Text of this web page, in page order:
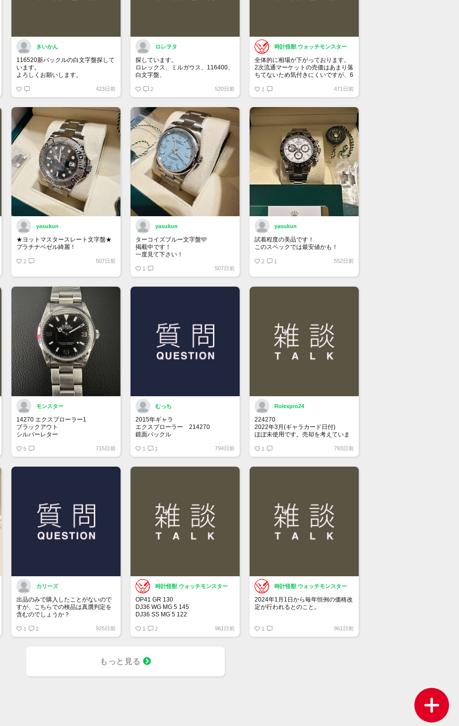
きいかん
116520新バックルの白文字盤探して
います。
よろしくお願いします。
423日前
ロレヲタ
探しています。
ロレックス、ミルガウス、116400、
白文字盤、
属品は完備の状態を希望します。
お値段140万～170万位でよろしくお
2 520日前
時計怪獣 ウォッチモンスター
全体的に相場が下がっております。
2次流通マーケットの売価はあまり落
ちてないため気付きにくいですが、6
ている10％は下になっていると思い
ます。
1 471日前
yasukun
★ヨットマスタースレート文字盤★
プラチナベゼル綺麗！
2 507日前
yasukun
ターコイズブルー文字盤🩵
掲載中です！
一度見て下さい！
1 507日前
yasukun
試着程度の美品です！
このスペックでは最安値かも！
2 1 552日前
モンスター
14270 エクスプローラー1
ブラックアウト
シルバーレター
オールトリチウム
5 715日前
むっち
2015年ギャラ
エクスプローラー 214270
鏡面バックル
思い出の年に製造されてるエクスプ
ローラー1を探しております。
1 1 794日前
Rolexpro24
224270
2022年3月(ギャラカード日付)
ほぼ未使用です。売却を考えていま
関心ある方、メッセージください
1 793日前
カリーズ
出品のみで購入したことがないので
すが、こちらでの検品は真贋判定を
含むのでしょうか？
1 2 925日前
時計怪獣 ウォッチモンスター
OP41 GR 130
DJ36 WG MG 5 145
DJ36 SS MG 5 122
DJ41 WG WT 5 164
00LN BK 21 375
SUBD 23 182
1 2 961日前
時計怪獣 ウォッチモンスター
2024年1月1日から毎年恒例の価格改
定が行われるとのこと。
性があります。
1 961日前
もっと見る